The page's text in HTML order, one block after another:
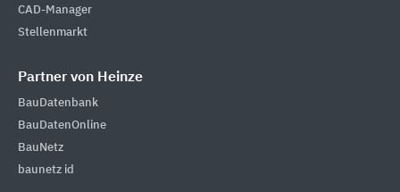
CAD-Manager
Stellenmarkt
Partner von Heinze
BauDatenbank
BauDatenOnline
BauNetz
baunetz id